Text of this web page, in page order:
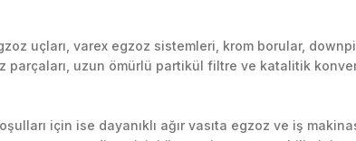
uçları, varex egzoz sistemleri, krom borular,
uzun ömürlü partikül filtre ve katalitik
için ise dayanıklı ağır vasıta egzoz ve iş